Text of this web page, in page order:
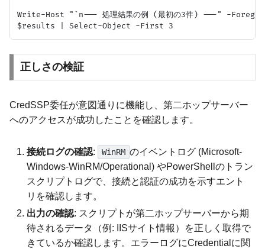
Write-Host "`n--- 処理結果の例 (最初の3件) ---" -
正しさの検証
CredSSP委任が意図通りに機能し、第二ホップサーバー
へのアクセスが成功したことを確認します。
接続ログの確認: WinRM のイベントログ (Microsoft-
Windows-WinRM/Operational) やPowerShellのトラン
スクリプトログで、接続と認証の成功を示すエント
リを確認します。
出力の確認: スクリプトが第二ホップサーバーから期
待されるデータ（例: IISサイト情報）を正しく取得で
きているか確認します。エラーログにCredentialに関